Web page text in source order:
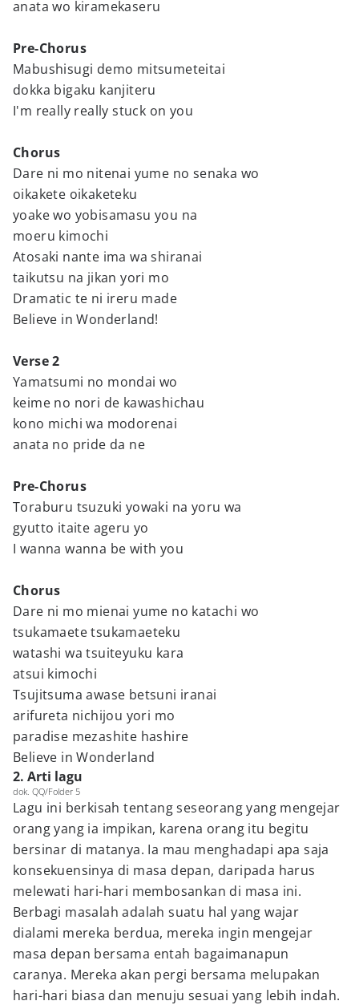
anata wo kiramekaseru
Pre-Chorus
Mabushisugi demo mitsumeteitai
dokka bigaku kanjiteru
I'm really really stuck on you
Chorus
Dare ni mo nitenai yume no senaka wo
oikakete oikaketeku
yoake wo yobisamasu you na
moeru kimochi
Atosaki nante ima wa shiranai
taikutsu na jikan yori mo
Dramatic te ni ireru made
Believe in Wonderland!
Verse 2
Yamatsumi no mondai wo
keime no nori de kawashichau
kono michi wa modorenai
anata no pride da ne
Pre-Chorus
Toraburu tsuzuki yowaki na yoru wa
gyutto itaite ageru yo
I wanna wanna be with you
Chorus
Dare ni mo mienai yume no katachi wo
tsukamaete tsukamaeteku
watashi wa tsuiteyuku kara
atsui kimochi
Tsujitsuma awase betsuni iranai
arifureta nichijou yori mo
paradise mezashite hashire
Believe in Wonderland
2. Arti lagu
dok. QQ/Folder 5
Lagu ini berkisah tentang seseorang yang mengejar
orang yang ia impikan, karena orang itu begitu
bersinar di matanya. Ia mau menghadapi apa saja
konsekuensinya di masa depan, daripada harus
melewati hari-hari membosankan di masa ini.
Berbagi masalah adalah suatu hal yang wajar
dialami mereka berdua, mereka ingin mengejar
masa depan bersama entah bagaimanapun
caranya. Mereka akan pergi bersama melupakan
hari-hari biasa dan menuju sesuai yang lebih indah.